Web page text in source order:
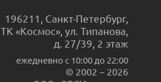
196211 Санкт-Петербург,
ТК «Космос», ул. Типанова,
д. 27/39, 2 этаж
ежедневно c 10:00 до 22:00
© 2002 – 2026